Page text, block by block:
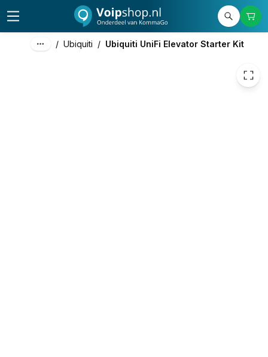
/ Ubiquiti / Ubiquiti UniFi Elevator Starter Kit
excl. btw
incl. btw